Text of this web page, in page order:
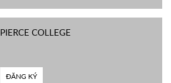
PIERCE COLLEGE
ĐĂNG KÝ